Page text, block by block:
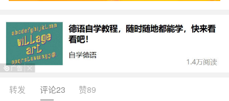
生活中像符合用人得当做法事都是很常见的问
转发 评论23 赞89